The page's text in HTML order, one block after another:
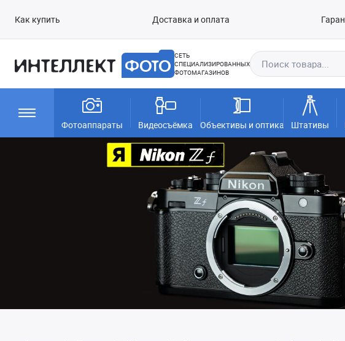
Как купить Доставка и оплата
СЕТЬ
СПЕЦИАЛИЗИРОВАННЫХ
ФОТОМАГАЗИНОВ
Фотоаппараты Видеосъёмка Объективы и оптика Штативы